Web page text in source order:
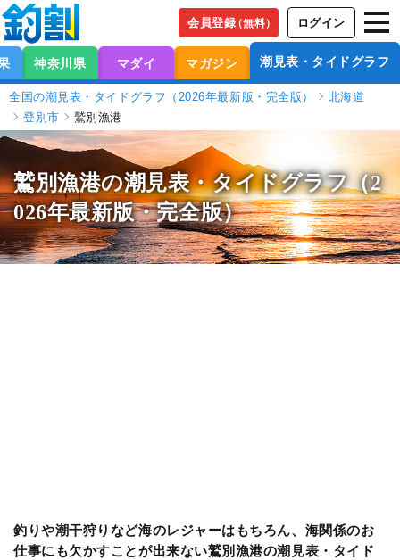
会員登録（無料） ログイン
神奈川県 マダイ マガジン 潮見表・タイドグラフ
全国の潮見表・タイドグラフ（2026年最新版・完全版）
北海道
登別市
鷲別漁港
鷲別漁港の潮見表・タイドグラフ（2
026年最新版・完全版）
釣りや潮干狩りなど海のレジャーはもちろん、海関係のお
仕事にも欠かすことが出来ない鷲別漁港の潮見表・タイド